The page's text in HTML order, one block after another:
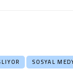
SOSYAL